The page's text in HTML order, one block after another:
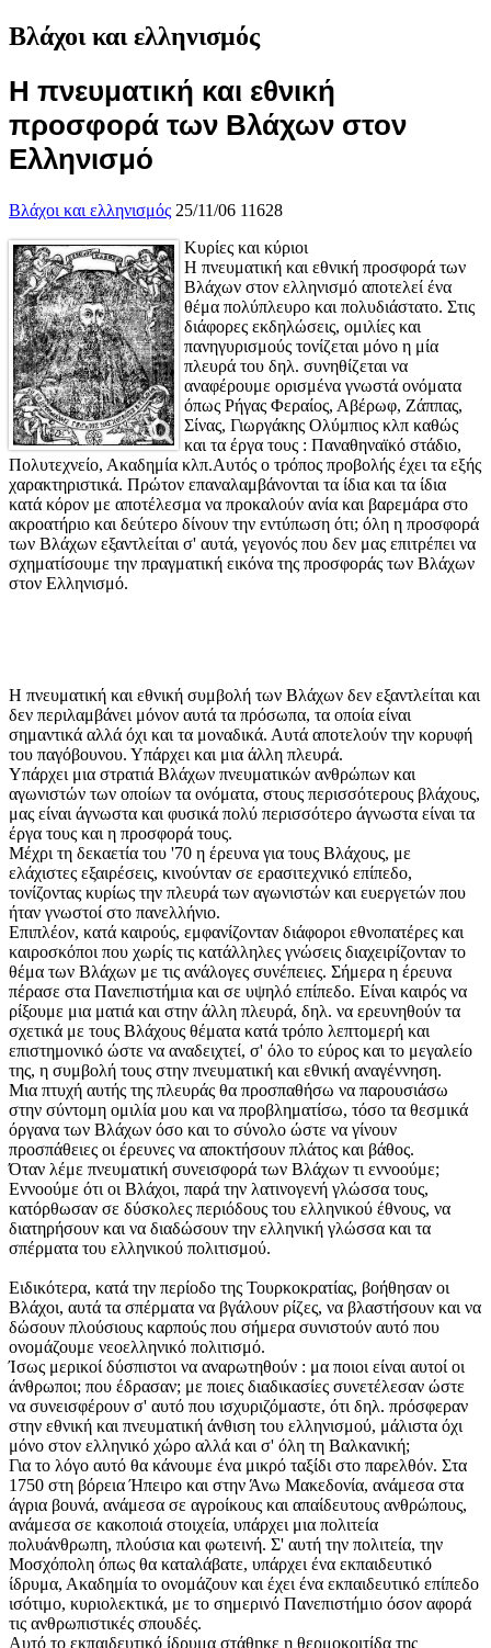
Βλάχοι και ελληνισμός
Η πνευματική και εθνική
προσφορά των Βλάχων στον
Ελληνισμό
Βλάχοι και ελληνισμός 25/11/06 11628
Κυρίες και κύριοι
Η πνευματική και εθνική προσφορά των
Βλάχων στον ελληνισμό αποτελεί ένα
θέμα πολύπλευρο και πολυδιάστατο. Στις
διάφορες εκδηλώσεις, ομιλίες και
πανηγυρισμούς τονίζεται μόνο η μία
πλευρά του δηλ. συνηθίζεται να
αναφέρουμε ορισμένα γνωστά ονόματα
όπως Ρήγας Φεραίος, Αβέρωφ, Ζάππας,
Σίνας, Γιωργάκης Ολύμπιος κλπ καθώς
και τα έργα τους : Παναθηναϊκό στάδιο,
Πολυτεχνείο, Ακαδημία κλπ.Αυτός ο τρόπος προβολής έχει τα εξής
χαρακτηριστικά. Πρώτον επαναλαμβάνονται τα ίδια και τα ίδια
κατά κόρον με αποτέλεσμα να προκαλούν ανία και βαρεμάρα στο
ακροατήριο και δεύτερο δίνουν την εντύπωση ότι; όλη η προσφορά
των Βλάχων εξαντλείται σ' αυτά, γεγονός που δεν μας επιτρέπει να
σχηματίσουμε την πραγματική εικόνα της προσφοράς των Βλάχων
στον Ελληνισμό.
Η πνευματική και εθνική συμβολή των Βλάχων δεν εξαντλείται και
δεν περιλαμβάνει μόνον αυτά τα πρόσωπα, τα οποία είναι
σημαντικά αλλά όχι και τα μοναδικά. Αυτά αποτελούν την κορυφή
του παγόβουνου. Υπάρχει και μια άλλη πλευρά.
Υπάρχει μια στρατιά Βλάχων πνευματικών ανθρώπων και
αγωνιστών των οποίων τα ονόματα, στους περισσότερους βλάχους,
μας είναι άγνωστα και φυσικά πολύ περισσότερο άγνωστα είναι τα
έργα τους και η προσφορά τους.
Μέχρι τη δεκαετία του '70 η έρευνα για τους Βλάχους, με
ελάχιστες εξαιρέσεις, κινούνταν σε ερασιτεχνικό επίπεδο,
τονίζοντας κυρίως την πλευρά των αγωνιστών και ευεργετών που
ήταν γνωστοί στο πανελλήνιο.
Επιπλέον, κατά καιρούς, εμφανίζονταν διάφοροι εθνοπατέρες και
καιροσκόποι που χωρίς τις κατάλληλες γνώσεις διαχειρίζονταν το
θέμα των Βλάχων με τις ανάλογες συνέπειες. Σήμερα η έρευνα
πέρασε στα Πανεπιστήμια και σε υψηλό επίπεδο. Είναι καιρός να
ρίξουμε μια ματιά και στην άλλη πλευρά, δηλ. να ερευνηθούν τα
σχετικά με τους Βλάχους θέματα κατά τρόπο λεπτομερή και
επιστημονικό ώστε να αναδειχτεί, σ' όλο το εύρος και το μεγαλείο
της, η συμβολή τους στην πνευματική και εθνική αναγέννηση.
Μια πτυχή αυτής της πλευράς θα προσπαθήσω να παρουσιάσω
στην σύντομη ομιλία μου και να προβληματίσω, τόσο τα θεσμικά
όργανα των Βλάχων όσο και το σύνολο ώστε να γίνουν
προσπάθειες οι έρευνες να αποκτήσουν πλάτος και βάθος.
Όταν λέμε πνευματική συνεισφορά των Βλάχων τι εννοούμε;
Εννοούμε ότι οι Βλάχοι, παρά την λατινογενή γλώσσα τους,
κατόρθωσαν σε δύσκολες περιόδους του ελληνικού έθνους, να
διατηρήσουν και να διαδώσουν την ελληνική γλώσσα και τα
σπέρματα του ελληνικού πολιτισμού.
Ειδικότερα, κατά την περίοδο της Τουρκοκρατίας, βοήθησαν οι
Βλάχοι, αυτά τα σπέρματα να βγάλουν ρίζες, να βλαστήσουν και να
δώσουν πλούσιους καρπούς που σήμερα συνιστούν αυτό που
ονομάζουμε νεοελληνικό πολιτισμό.
Ίσως μερικοί δύσπιστοι να αναρωτηθούν : μα ποιοι είναι αυτοί οι
άνθρωποι; που έδρασαν; με ποιες διαδικασίες συνετέλεσαν ώστε
να συνεισφέρουν σ' αυτό που ισχυριζόμαστε, ότι δηλ. πρόσφεραν
στην εθνική και πνευματική άνθιση του ελληνισμού, μάλιστα όχι
μόνο στον ελληνικό χώρο αλλά και σ' όλη τη Βαλκανική;
Για το λόγο αυτό θα κάνουμε ένα μικρό ταξίδι στο παρελθόν. Στα
1750 στη βόρεια Ήπειρο και στην Άνω Μακεδονία, ανάμεσα στα
άγρια βουνά, ανάμεσα σε αγροίκους και απαίδευτους ανθρώπους,
ανάμεσα σε κακοποιά στοιχεία, υπάρχει μια πολιτεία
πολυάνθρωπη, πλούσια και φωτεινή. Σ' αυτή την πολιτεία, την
Μοσχόπολη όπως θα καταλάβατε, υπάρχει ένα εκπαιδευτικό
ίδρυμα, Ακαδημία το ονομάζουν και έχει ένα εκπαιδευτικό επίπεδο
ισότιμο, κυριολεκτικά, με το σημερινό Πανεπιστήμιο όσον αφορά
τις ανθρωπιστικές σπουδές.
Αυτό το εκπαιδευτικό ίδρυμα στάθηκε η θερμοκοιτίδα της